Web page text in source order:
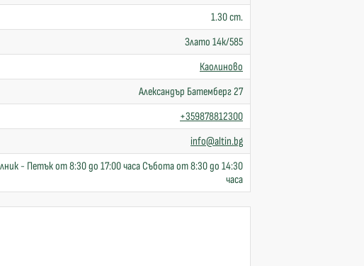
1.30 cm.
Злато 14к/585
Каолиново
Александър Батемберг 27
+359878812300
info@altin.bg
- Петък от 8:30 до 17:00 часа Събота от 8:30 до 14:30
часа